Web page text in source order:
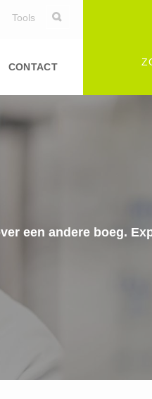
Tools
CONTACT
een andere boeg.